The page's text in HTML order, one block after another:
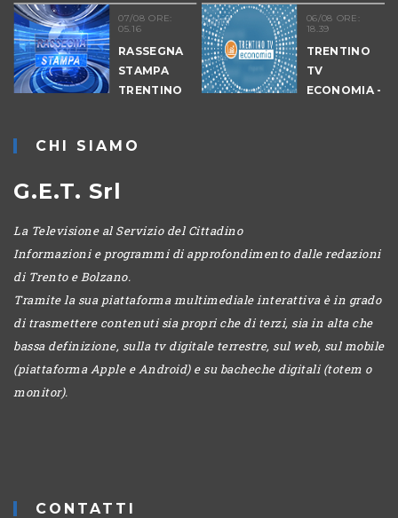
07/08 ORE:
05.16
RASSEGNA
STAMPA
TRENTINO
06/08 ORE:
18.39
TRENTINO
TV
ECONOMIA -
CHI SIAMO
G.E.T. Srl
La Televisione al Servizio del Cittadino
Informazioni e programmi di approfondimento dalle redazioni
di Trento e Bolzano.
Tramite la sua piattaforma multimediale interattiva è in grado
di trasmettere contenuti sia propri che di terzi, sia in alta che
bassa definizione, sulla tv digitale terrestre, sul web, sul mobile
(piattaforma Apple e Android) e su bacheche digitali (totem o
monitor).
CONTATTI